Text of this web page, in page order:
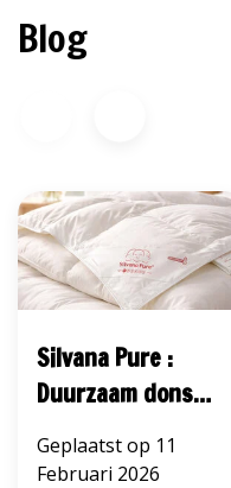
Blog
Silvana Pure :
Duurzaam dons
met luxe comfort
Geplaatst op 11
Februari 2026